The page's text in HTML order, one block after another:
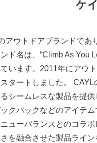
ケ
ウトドアブランドであ
ド名は、“Climb As You
います。2011年にアウ
タートしました。
シームレスな製品を提
クパックなどのアイテ
ューバランスとのコラ
を融合させた製品ライ